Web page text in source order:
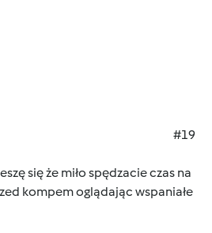
#19
się że miło spędzacie czas na
kompem oglądając wspaniałe